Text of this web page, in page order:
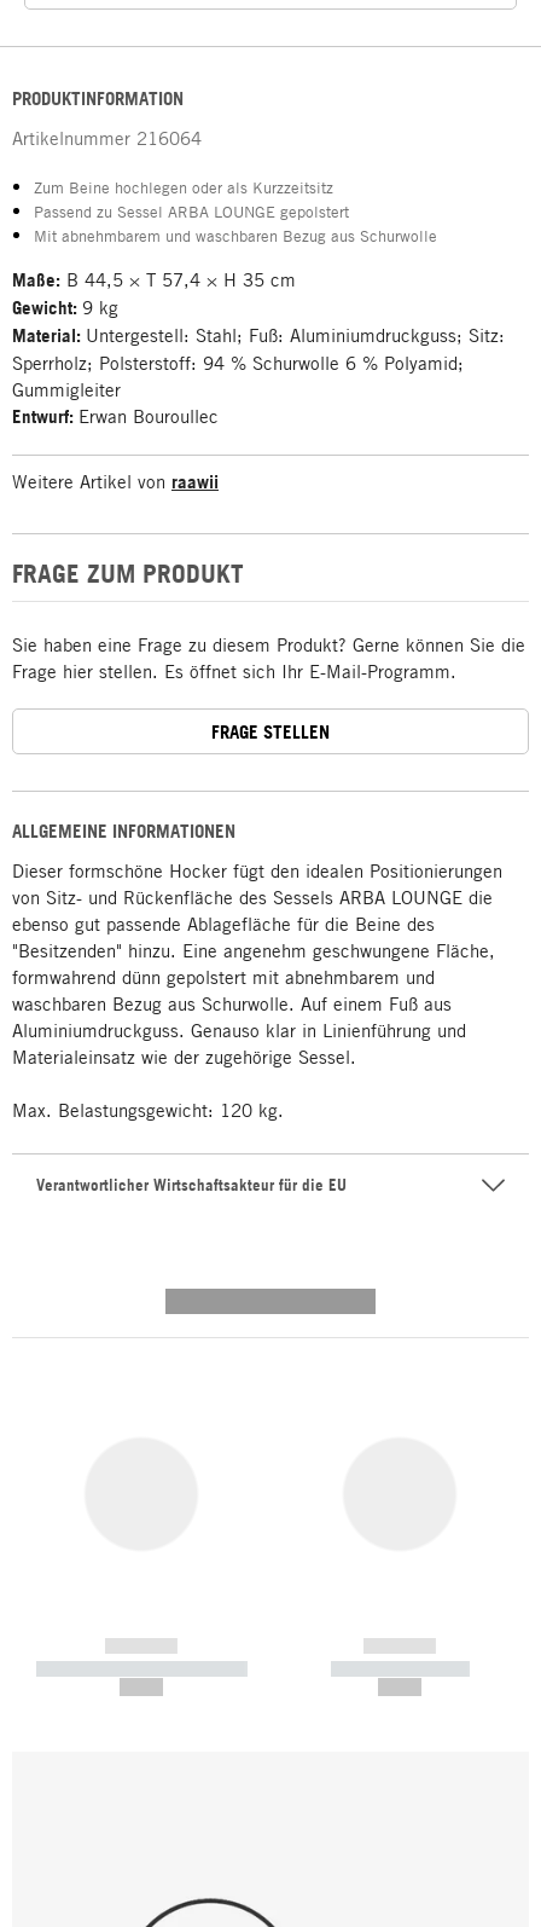
ALLGEMEINE INFORMATIONEN
Dieser formschöne Hocker fügt den idealen Positionierungen
von Sitz- und Rückenfläche des Sessels ARBA LOUNGE die
ebenso gut passende Ablagefläche für die Beine des
"Besitzenden" hinzu. Eine angenehm geschwungene Fläche,
formwahrend dünn gepolstert mit abnehmbarem und
waschbaren Bezug aus Schurwolle. Auf einem Fuß aus
Aluminiumdruckguss. Genauso klar in Linienführung und
Materialeinsatz wie der zugehörige Sessel.
Max. Belastungsgewicht: 120 kg.
Verantwortlicher Wirtschaftsakteur für die EU
PRODUKTINFORMATION
Artikelnummer 216064
Zum Beine hochlegen oder als Kurzzeitsitz
Passend zu Sessel ARBA LOUNGE gepolstert
Mit abnehmbarem und waschbaren Bezug aus Schurwolle
Maße: B 44,5 × T 57,4 × H 35 cm
Gewicht: 9 kg
Material: Untergestell: Stahl; Fuß: Aluminiumdruckguss; Sitz:
Sperrholz; Polsterstoff: 94 % Schurwolle 6 % Polyamid;
Gummigleiter
Entwurf: Erwan Bouroullec
Weitere Artikel von raawii
FRAGE ZUM PRODUKT
Sie haben eine Frage zu diesem Produkt? Gerne können Sie die
Frage hier stellen. Es öffnet sich Ihr E-Mail-Programm.
FRAGE STELLEN
------------
----------- ----------- -----------
------------
----------- -----------